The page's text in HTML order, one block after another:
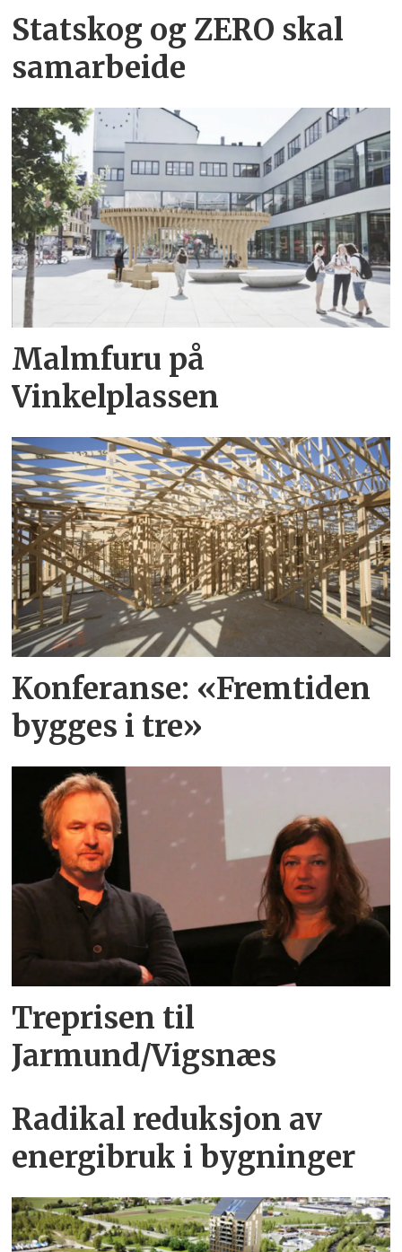
Statskog og ZERO skal
samarbeide
Malmfuru på
Vinkelplassen
Konferanse: «Fremtiden
bygges i tre»
Treprisen til
Jarmund/Vigsnæs
Radikal reduksjon av
energibruk i bygninger